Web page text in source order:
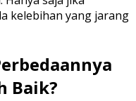
kelebihan yang jarang
Baik?